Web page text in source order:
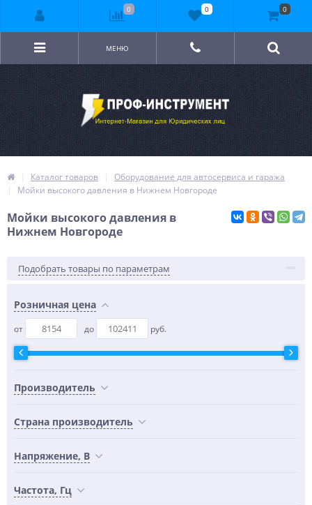
МЕНЮ
Каталог товаров
Оборудование для автосервиса и гаража
Мойки высокого давления в Нижнем Новгороде
Мойки высокого давления в
Нижнем Новгороде
Подобрать товары по параметрам
Розничная цена
от до руб.
Производитель
Страна производитель
Напряжение, В
Частота, Гц
0 0 0